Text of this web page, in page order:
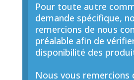
Pour toute autre
demande spécifique,
remercions de nous
préalable afin de
disponibilité des
Nous vous remercions